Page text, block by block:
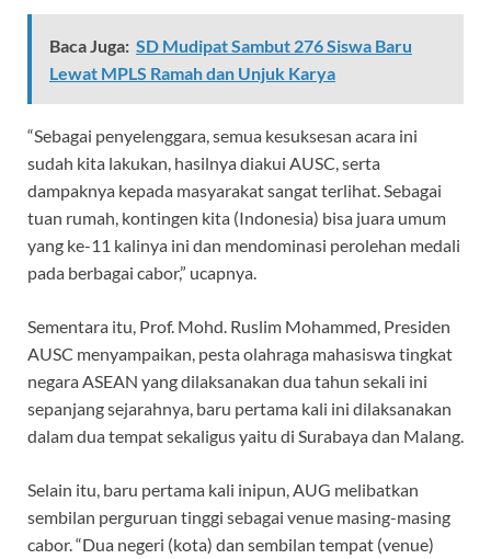
Baca Juga: SD Mudipat Sambut 276 Siswa Baru
Lewat MPLS Ramah dan Unjuk Karya
“Sebagai penyelenggara, semua kesuksesan acara ini
sudah kita lakukan, hasilnya diakui AUSC, serta
dampaknya kepada masyarakat sangat terlihat. Sebagai
tuan rumah, kontingen kita (Indonesia) bisa juara umum
yang ke-11 kalinya ini dan mendominasi perolehan medali
pada berbagai cabor,” ucapnya.
Sementara itu, Prof. Mohd. Ruslim Mohammed, Presiden
AUSC menyampaikan, pesta olahraga mahasiswa tingkat
negara ASEAN yang dilaksanakan dua tahun sekali ini
sepanjang sejarahnya, baru pertama kali ini dilaksanakan
dalam dua tempat sekaligus yaitu di Surabaya dan Malang.
Selain itu, baru pertama kali inipun, AUG melibatkan
sembilan perguruan tinggi sebagai venue masing-masing
cabor. “Dua negeri (kota) dan sembilan tempat (venue)